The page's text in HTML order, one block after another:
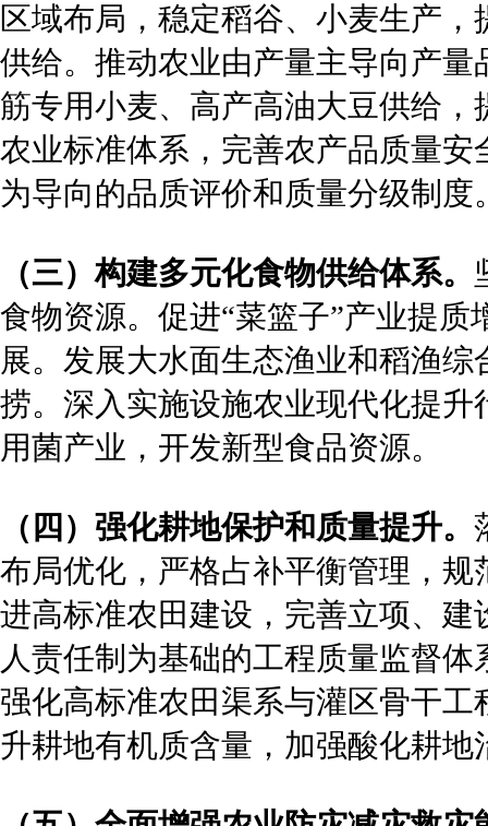
区域布局，稳定稻谷、小麦生产
供给。推动农业由产量主导向产
筋专用小麦、高产高油大豆供给
农业标准体系，完善农产品质量
为导向的品质评价和质量分级制度
（三）构建多元化食物供给体系。
食物资源。促进“菜篮子”产业提
展。发展大水面生态渔业和稻渔
捞。深入实施设施农业现代化提
用菌产业，开发新型食品资源。
（四）强化耕地保护和质量提升。
布局优化，严格占补平衡管理，
进高标准农田建设，完善立项、
人责任制为基础的工程质量监督
强化高标准农田渠系与灌区骨干
升耕地有机质含量，加强酸化耕